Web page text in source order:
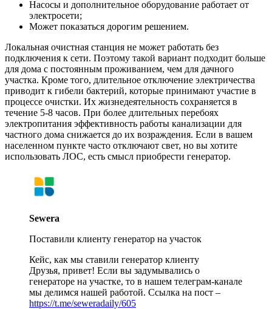
Насосы и дополнительное оборудование работает от
электросети;
Может показаться дорогим решением.
Локальная очистная станция не может работать без
подключения к сети. Поэтому такой вариант подходит больше
для дома с постоянным проживанием, чем для дачного
участка. Кроме того, длительное отключение электричества
приводит к гибели бактерий, которые принимают участие в
процессе очистки. Их жизнедеятельность сохраняется в
течение 5-8 часов. При более длительных перебоях
электропитания эффективность работы канализации для
частного дома снижается до их возраждения. Если в вашем
населенном пункте часто отключают свет, но вы хотите
использовать ЛОС, есть смысл приобрести генератор.
Sewera
Поставили клиенту генератор на участок
Кейс, как мы ставили генератор клиенту
Друзья, привет! Если вы задумывались о
генераторе на участке, то в нашем телеграм-канале
мы делимся нашей работой. Ссылка на пост –
https://t.me/seweradaily/605